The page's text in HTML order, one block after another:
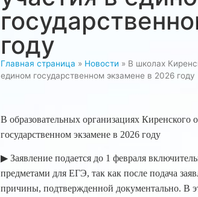
году
Главная страница » Новости » В школах
едином государственном экзамене в 2026 году
В образовательных организациях Киренского
государственном экзамене в 2026 году
▶ Заявление подается до 1 февраля
предметами для ЕГЭ, так как после подача
причины, подтвержденной документально. В